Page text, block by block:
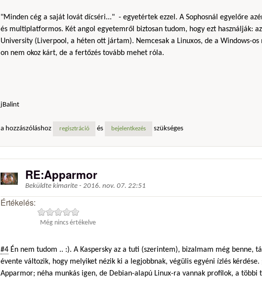
"Minden cég a saját lovát dícséri..." - egyetértek ezzel. A Sophosnál egyelőre
és multiplatformos. Két angol egyetemről biztosan tudom, hogy ezt használják:
University (Liverpool, a héten ott jártam). Nemcesak a Linuxos, de a Windows-
on nem okoz kárt, de a fertőzés tovább mehet róla.
jBalint
a hozzászóláshoz regisztráció és bejelentkezés szükséges
RE:Apparmor
Beküldte kimarite - 2016. nov. 07. 22:51
Értékelés:
Még nincs értékelve
#4 Én nem tudom .. :). A Kaspersky az a tuti (szerintem), bizalmam még benne,
évente változik, hogy melyiket nézik ki a legjobbnak, végülis egyéni ízlés kérdése.
Apparmor; néha munkás igen, de Debian-alapú Linux-ra vannak profilok, a többi